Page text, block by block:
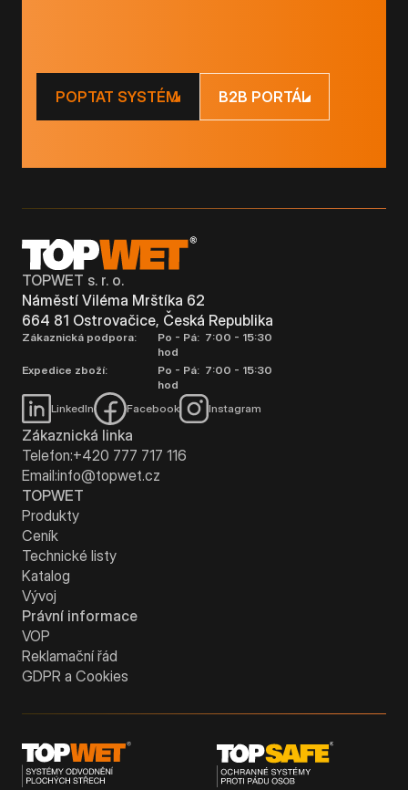
B2B PORTÁL
POPTAT SYSTÉM
TOPWET s. r. o.
Náměstí Viléma Mrštíka 62
664 81 Ostrovačice, Česká Republika
Zákaznická podpora:
Po - Pá: 7:00 - 15:30
hod
Expedice zboží:
Po - Pá: 7:00 - 15:30
hod
LinkedIn
Facebook Instagram
Zákaznická linka
Telefon:+420 777 717 116
Email:info@topwet.cz
TOPWET
Produkty
Ceník
Technické listy
Katalog
Vývoj
Právní informace
VOP
Reklamační řád
GDPR a Cookies